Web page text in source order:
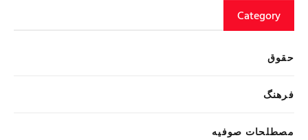
Category
حقوق
فرهنگ
مصطلحات صوفیه